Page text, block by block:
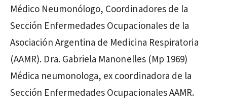
Médico Neumonólogo, Coordinadores de la
Sección Enfermedades Ocupacionales de la
Asociación Argentina de Medicina Respiratoria
(AAMR). Dra. Gabriela Manonelles (Mp 1969)
Médica neumonologa, ex coordinadora de la
Sección Enfermedades Ocupacionales AAMR.